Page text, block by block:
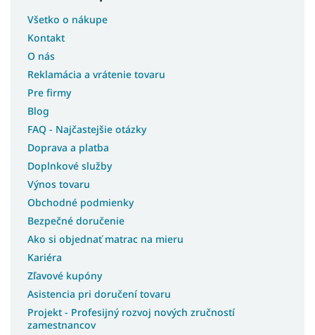
Všetko o nákupe
Kontakt
O nás
Reklamácia a vrátenie tovaru
Pre firmy
Blog
FAQ - Najčastejšie otázky
Doprava a platba
Doplnkové služby
Výnos tovaru
Obchodné podmienky
Bezpečné doručenie
Ako si objednať matrac na mieru
Kariéra
Zľavové kupóny
Asistencia pri doručení tovaru
Projekt - Profesijný rozvoj nových zručností
zamestnancov